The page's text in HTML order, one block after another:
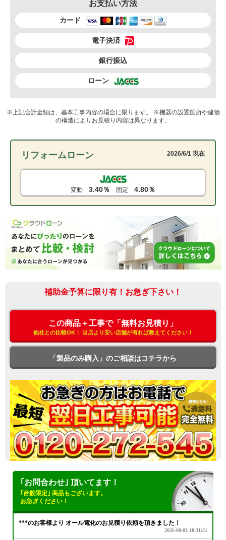
お支払い方法
カード
電子決済
銀行振込
ローン
※上記合計金額は、基本工事内容の場合に限ります。 ※機器の設置箇所や建物
の構造によりお見積り内容は異なります。
リフォームローン 2026/6/1 現在
変動 3.40％ 固定 4.80％
補助金予算に限り有！お急ぎ下さい！
この商品＋工事で「無料お見積り」
他社との比較OK！ 当店より安い店舗が有れば教えてください！
「製品のみ購入」のご相談はコチラから
｢お問合わせ｣ 頂いてます！
｢台数限定｣ 商品もございます。
お急ぎください！